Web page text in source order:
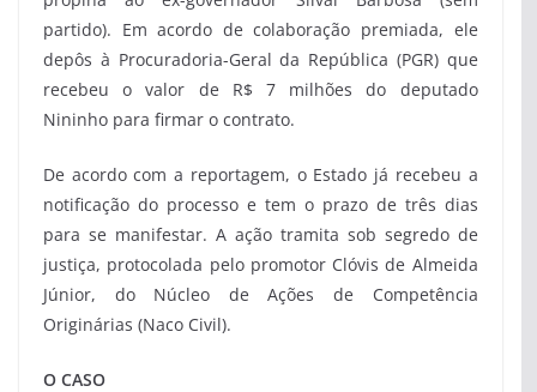
partido). Em acordo de colaboração premiada, ele
depôs à Procuradoria-Geral da República (PGR) que
recebeu o valor de R$ 7 milhões do deputado
Nininho para firmar o contrato.
De acordo com a reportagem, o Estado já recebeu a
notificação do processo e tem o prazo de três dias
para se manifestar. A ação tramita sob segredo de
justiça, protocolada pelo promotor Clóvis de Almeida
Júnior, do Núcleo de Ações de Competência
Originárias (Naco Civil).
O CASO